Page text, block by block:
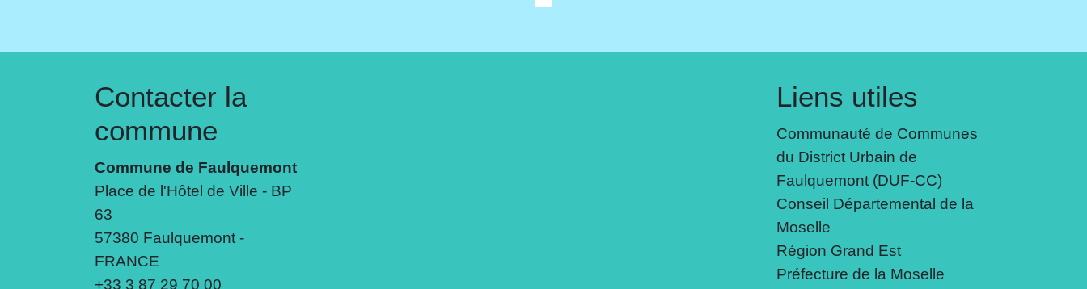
Contacter la
commune
Commune de Faulquemont
Place de l'Hôtel de Ville - BP
63
57380 Faulquemont -
FRANCE
+33 3 87 29 70 00
Liens utiles
Communauté de Communes
du District Urbain de
Faulquemont (DUF-CC)
Conseil Départemental de la
Moselle
Région Grand Est
Préfecture de la Moselle